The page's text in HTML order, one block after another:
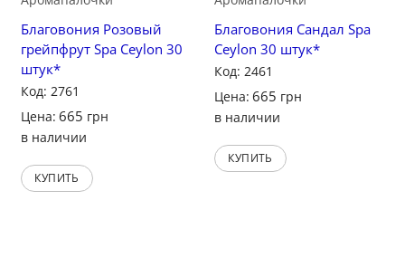
Благовония Розовый
грейпфрут Spa Ceylon 30
штук*
Код: 2761
Цена: 665 грн
в наличии
КУПИТЬ
Благовония Сандал Spa
Ceylon 30 штук*
Код: 2461
Цена: 665 грн
в наличии
КУПИТЬ